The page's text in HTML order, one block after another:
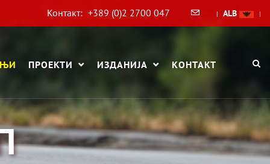
Контакт: +389 (0)2 2700 047 | ALB |
ПРОЕКТИ ИЗДАНИЈА КОНТАКТ